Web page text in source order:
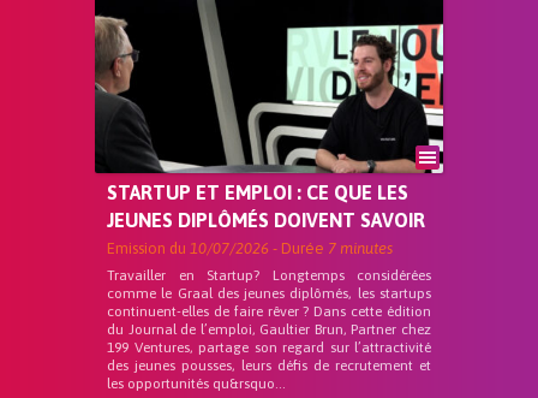
STARTUP ET EMPLOI : CE QUE LES
JEUNES DIPLÔMÉS DOIVENT SAVOIR
Emission du 10/07/2026 - Durée 7 minutes
Travailler en Startup? Longtemps considérées
comme le Graal des jeunes diplômés, les startups
continuent-elles de faire rêver ? Dans cette édition
du Journal de l’emploi, Gaultier Brun, Partner chez
199 Ventures, partage son regard sur l’attractivité
des jeunes pousses, leurs défis de recrutement et
les opportunités qu&rsquo...